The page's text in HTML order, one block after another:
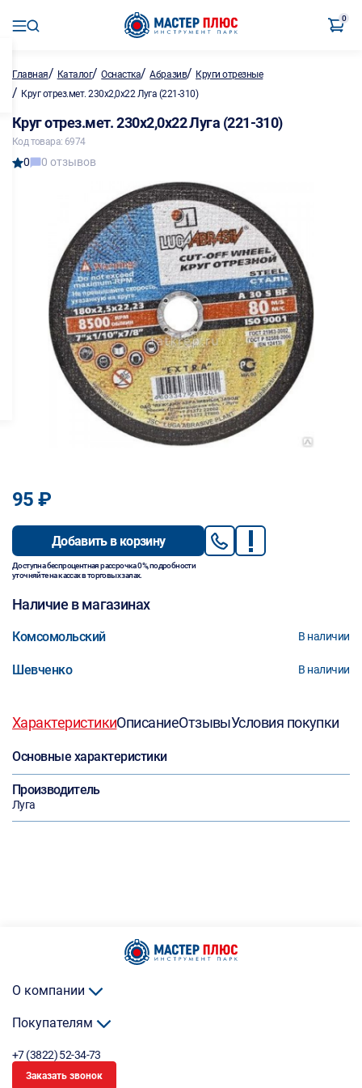
0
Главная/ Каталог/Оснастка/Абразив/ Круги отрезные
/ Круг отрез.мет. 230х2,0х22 Луга (221-310)
Круг отрез.мет. 230х2,0х22 Луга (221-310)
Код товара: 6974
0 0 отзывов
95 ₽
Добавить в корзину
Доступна беспроцентная рассрочка 0%, подробности
уточняйте на кассах в торговых залах.
Наличие в магазинах
Комсомольский В наличии
Шевченко В наличии
ХарактеристикиОписаниеОтзывыУсловия покупки
Основные характеристики
Производитель
Луга
О компании
Покупателям
+7 (3822) 52-34-73
Заказать звонок